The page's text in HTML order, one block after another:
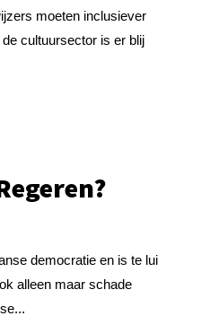
moeten inclusiever
cultuursector is er blij
democratie en is te lui
alleen maar schade